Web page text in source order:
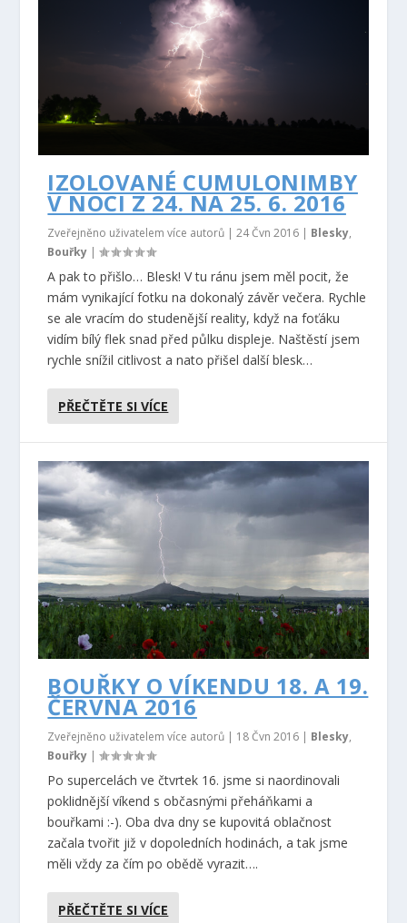
IZOLOVANÉ CUMULONIMBY
V NOCI Z 24. NA 25. 6. 2016
Zveřejněno uživatelem více autorů |24 Čvn 2016 | Blesky,
Bouřky |
A pak to přišlo… Blesk! V tu ránu jsem měl pocit, že
mám vynikající fotku na dokonalý závěr večera. Rychle
se ale vracím do studenější reality, když na foťáku
vidím bílý flek snad před půlku displeje. Naštěstí jsem
rychle snížil citlivost a nato přišel další blesk…
PŘEČTĚTE SI VÍCE
BOUŘKY O VÍKENDU 18. A 19.
ČERVNA 2016
Zveřejněno uživatelem více autorů | 18 Čvn 2016 | Blesky,
Bouřky |
Po supercelách ve čtvrtek 16. jsme si naordinovali
poklidnější víkend s občasnými přeháňkami a
bouřkami :-). Oba dva dny se kupovitá oblačnost
začala tvořit již v dopoledních hodinách, a tak jsme
měli vždy za čím po obědě vyrazit….
PŘEČTĚTE SI VÍCE